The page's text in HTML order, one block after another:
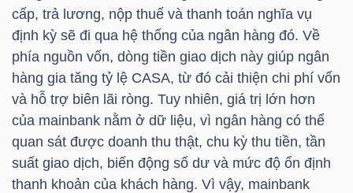
cấp, trả lương, nộp thuế và thanh toán nghĩa vụ
định kỳ sẽ đi qua hệ thống của ngân hàng đó. Về
phía nguồn vốn, dòng tiền giao dịch này giúp ngân
hàng gia tăng tỷ lệ CASA, từ đó cải thiện chi phí vốn
và hỗ trợ biên lãi ròng. Tuy nhiên, giá trị lớn hơn
của mainbank nằm ở dữ liệu, vì ngân hàng có thể
quan sát được doanh thu thật, chu kỳ thu tiền, tần
suất giao dịch, biến động số dư và mức độ ổn định
thanh khoản của khách hàng. Vì vậy, mainbank
TIÊU
DÙNG
THIẾT
YẾU